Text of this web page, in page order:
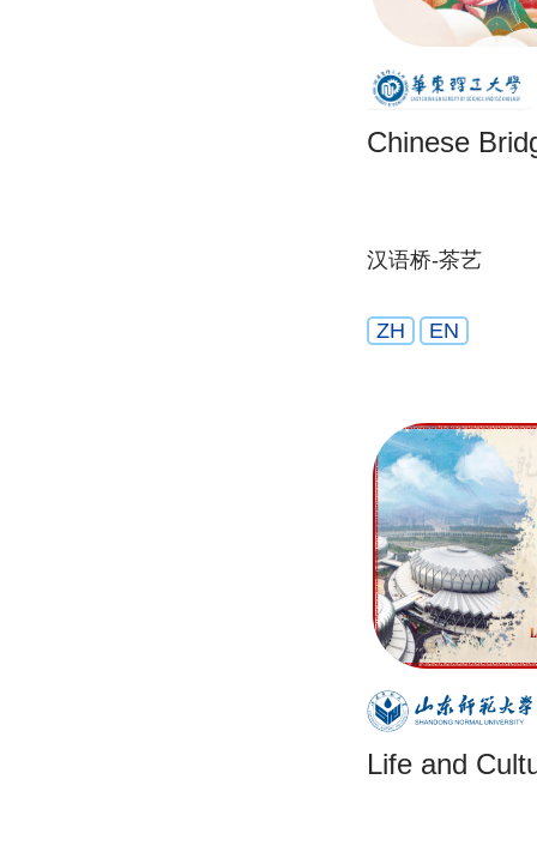
Chinese
汉语桥-茶艺
ZH EN
Life and